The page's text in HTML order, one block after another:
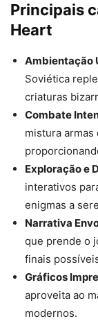
Principais
Heart
Ambientação
Soviética
criaturas
Combate
mistura
Exploração e
interativos
enigmas a
Narrativa
que prende o
finais
Gráficos
aproveita ao
modernos.